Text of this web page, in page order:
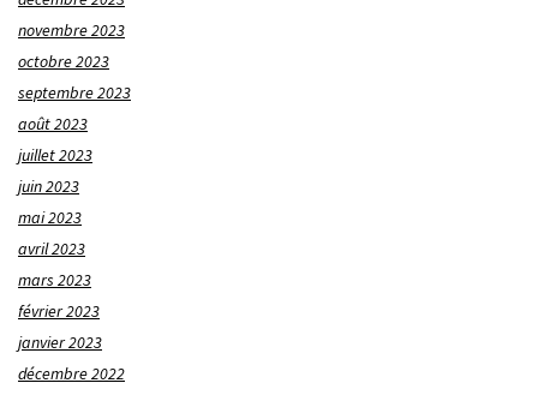
novembre 2023
octobre 2023
septembre 2023
août 2023
juillet 2023
juin 2023
mai 2023
avril 2023
mars 2023
février 2023
janvier 2023
décembre 2022